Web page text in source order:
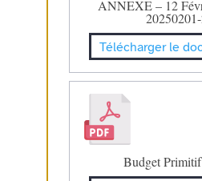
ANNEXE – 12
Télécharger le
Budget